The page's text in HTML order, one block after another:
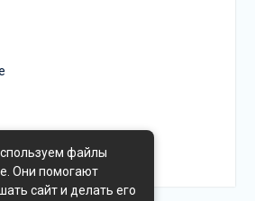
файлы
Они помогают
сайт и делать его